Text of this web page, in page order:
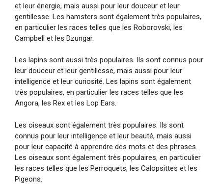
et leur énergie, mais aussi pour leur douceur et leur
gentillesse. Les hamsters sont également très populaires,
en particulier les races telles que les Roborovski, les
Campbell et les Dzungar.
Les lapins sont aussi très populaires. Ils sont connus pour
leur douceur et leur gentillesse, mais aussi pour leur
intelligence et leur curiosité. Les lapins sont également
très populaires, en particulier les races telles que les
Angora, les Rex et les Lop Ears.
Les oiseaux sont également très populaires. Ils sont
connus pour leur intelligence et leur beauté, mais aussi
pour leur capacité à apprendre des mots et des phrases.
Les oiseaux sont également très populaires, en particulier
les races telles que les Perroquets, les Calopsittes et les
Pigeons.